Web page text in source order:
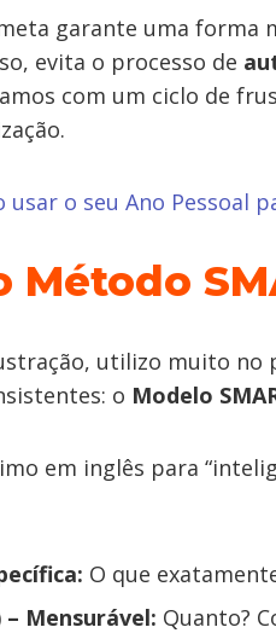
garante uma forma
evita o processo de
com um ciclo de
o seu Ano Pessoal
Método
utilizo muito no
o Modelo
em inglês para
O que
Mensurável: Quanto?